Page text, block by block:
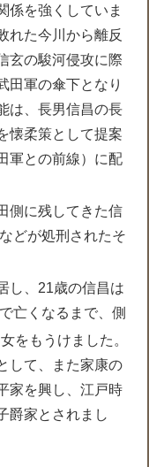
係を強くしていま
れた今川から離反
玄の駿河侵攻に際
田軍の傘下となり
は、長男信昌の長
懐柔策として提案
軍との前線）に配
側に残してきた信
どが処刑されたそ
し、21歳の信昌は
亡くなるまで、側
をもうけました。
して、また家康の
家を興し、江戸時
爵家とされまし